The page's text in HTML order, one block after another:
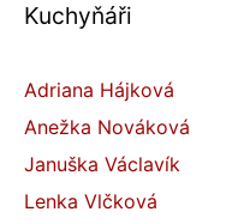
Kuchyňáři
Adriana Hájková
Anežka Nováková
Januška Václavík
Lenka Vlčková